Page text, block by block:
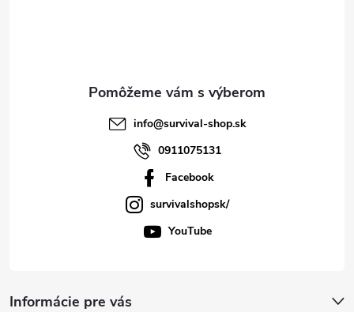
info@survival-shop.sk
0911075131
Facebook
survivalshopsk/
YouTube
Informácie pre vás